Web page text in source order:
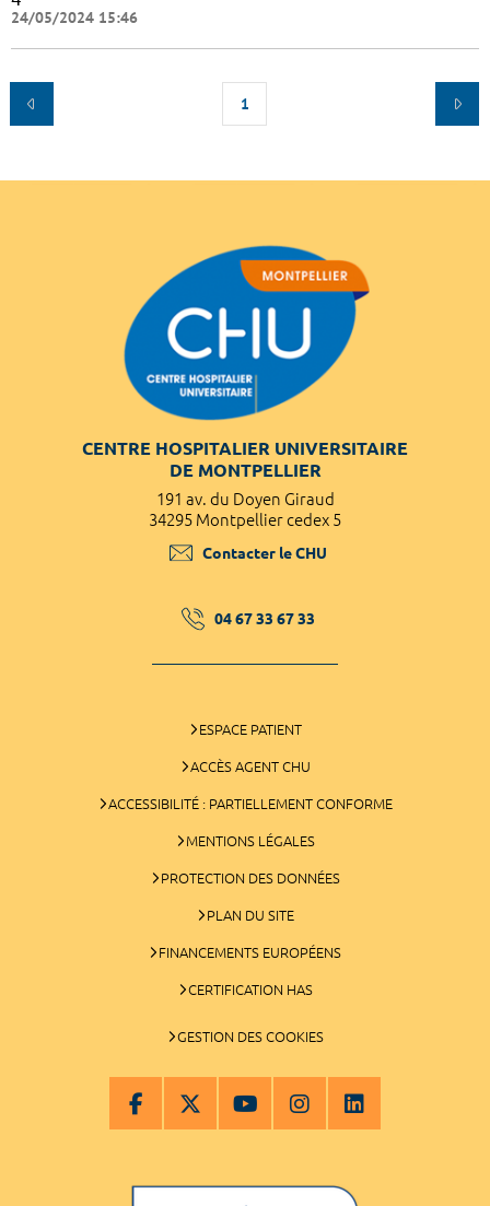
24/05/2024 15:46
1
CENTRE HOSPITALIER UNIVERSITAIRE
DE MONTPELLIER
191 av. du Doyen Giraud
34295 Montpellier cedex 5
Contacter le CHU
04 67 33 67 33
ESPACE PATIENT
ACCÈS AGENT CHU
ACCESSIBILITÉ : PARTIELLEMENT CONFORME
MENTIONS LÉGALES
PROTECTION DES DONNÉES
PLAN DU SITE
FINANCEMENTS EUROPÉENS
CERTIFICATION HAS
GESTION DES COOKIES